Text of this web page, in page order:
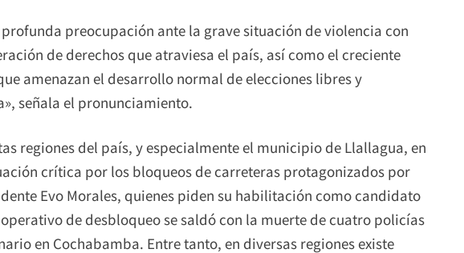
preocupación ante la grave situación de violencia con
de derechos que atraviesa el país, así como el creciente
amenazan el desarrollo normal de elecciones libres y
señala el pronunciamiento.
regiones del país, y especialmente el municipio de Llallagua, en
crítica por los bloqueos de carreteras protagonizados por
Evo Morales, quienes piden su habilitación como candidato
de desbloqueo se saldó con la muerte de cuatro policías
en Cochabamba. Entre tanto, en diversas regiones existe